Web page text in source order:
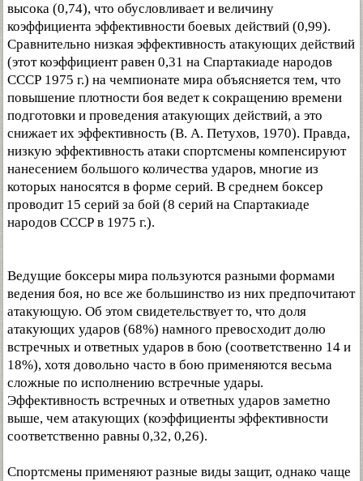
высока (0,74), что обусловливает и величину
коэффициента эффективности боевых действий (0,99).
Сравнительно низкая эффективность атакующих действий
(этот коэффициент равен 0,31 на Спартакиаде народов
СССР 1975 г.) на чемпионате мира объясняется тем, что
повышение плотности боя ведет к сокращению времени
подготовки и проведения атакующих действий, а это
снижает их эффективность (В. А. Петухов, 1970). Правда,
низкую эффективность атаки спортсмены компенсируют
нанесением большого количества ударов, многие из
которых наносятся в форме серий. В среднем боксер
проводит 15 серий за бой (8 серий на Спартакиаде
народов СССР в 1975 г.).
Ведущие боксеры мира пользуются разными формами
ведения боя, но все же большинство из них предпочитают
атакующую. Об этом свидетельствует то, что доля
атакующих ударов (68%) намного превосходит долю
встречных и ответных ударов в бою (соответственно 14 и
18%), хотя довольно часто в бою применяются весьма
сложные по исполнению встречные удары.
Эффективность встречных и ответных ударов заметно
выше, чем атакующих (коэффициенты эффективности
соответственно равны 0,32, 0,26).
Спортсмены применяют разные виды защит, однако чаще